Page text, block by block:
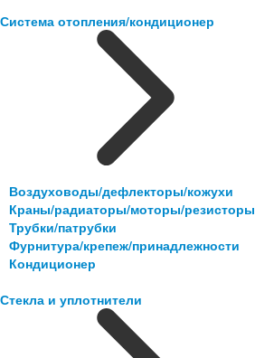
Система отопления/кондиционер
Воздуховоды/дефлекторы/кожухи
Краны/радиаторы/моторы/резисторы
Трубки/патрубки
Фурнитура/крепеж/принадлежности
Кондиционер
Стекла и уплотнители